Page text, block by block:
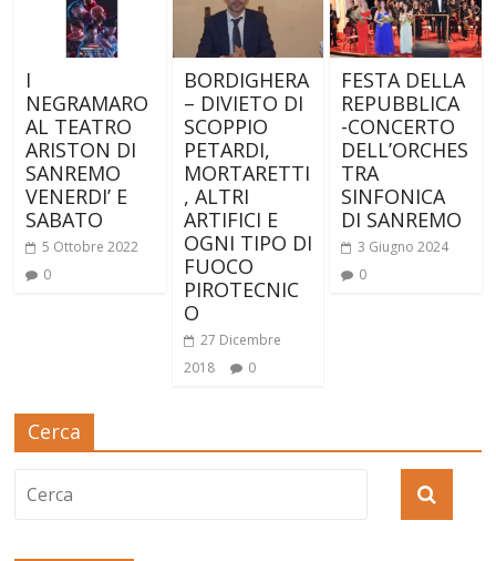
I
NEGRAMARO
AL TEATRO
ARISTON DI
SANREMO
VENERDI’ E
SABATO
5 Ottobre 2022
0
BORDIGHERA
– DIVIETO DI
SCOPPIO
PETARDI,
MORTARETTI
, ALTRI
ARTIFICI E
OGNI TIPO DI
FUOCO
PIROTECNIC
O
27 Dicembre
2018
0
FESTA DELLA
REPUBBLICA
-CONCERTO
DELL’ORCHES
TRA
SINFONICA
DI SANREMO
3 Giugno 2024
0
Cerca